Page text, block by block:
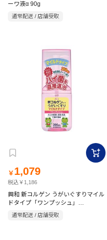
ーワ液α 90g
通常配送 / 店舗受取
￥ 1,079
税込￥1,186
興和 新コルゲン うがいぐすりマイル
ドタイプ「ワンプッシュ」
200ml【指定医薬部外品】
通常配送 / 店舗受取